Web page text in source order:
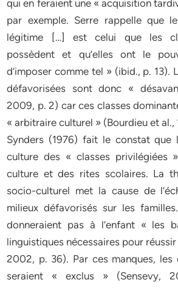
qui en feraient une « acquisition
par exemple. Serre rappelle que
légitime […] est celui que les
possèdent et qu’elles ont le
d’imposer comme tel » (ibid., p. 13).
défavorisées sont donc «
2009, p. 2) car ces classes
« arbitraire culturel » (Bourdieu et al.,
Synders (1976) fait le constat que
culture des « classes privilégiées
culture et des rites scolaires. La
socio-culturel met la cause de
milieux défavorisés sur les
donneraient pas à l’enfant « les
linguistiques nécessaires pour réussir
2002, p. 36). Par ces manques, les
seraient « exclus » (Sensevy,